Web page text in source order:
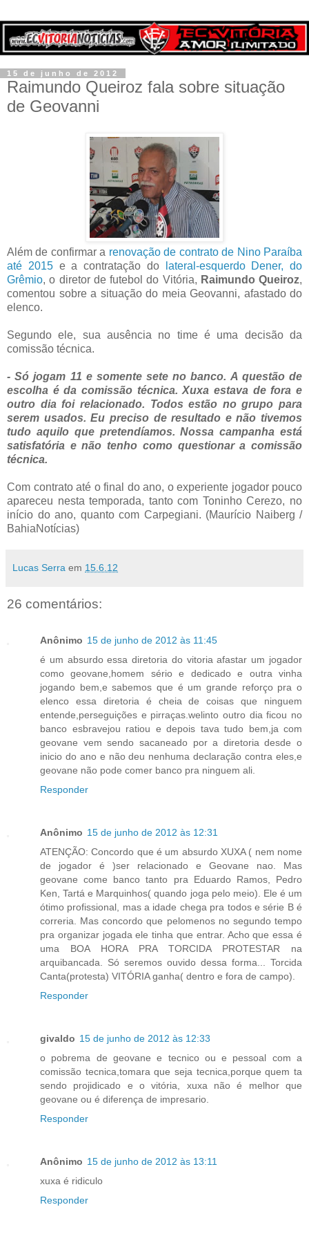
15 de junho de 2012
Raimundo Queiroz fala sobre situação
de Geovanni
Além de confirmar a renovação de contrato de Nino Paraíba
até 2015e a contratação do
lateral-esquerdo Dener, do
Grêmio, o diretor de futebol do Vitória, Raimundo Queiroz,
comentou sobre a situação do meia Geovanni, afastado do
elenco.
Segundo ele, sua ausência no time é uma decisão da
comissão técnica.
- Só jogam 11 e somente sete no banco. A questão de
escolha é da comissão técnica. Xuxa estava de fora e
outro dia foi relacionado. Todos estão no grupo para
serem usados. Eu preciso de resultado e não tivemos
tudo aquilo que pretendíamos. Nossa campanha está
satisfatória e não tenho como questionar a comissão
técnica.
Com contrato até o final do ano, o experiente jogador pouco
apareceu nesta temporada, tanto com Toninho Cerezo, no
início do ano, quanto com Carpegiani. (Maurício Naiberg /
BahiaNotícias)
Lucas Serra em 15.6.12
26 comentários:
Anônimo 15 de junho de 2012 às 11:45
é um absurdo essa diretoria do vitoria afastar um jogador
como geovane,homem sério e dedicado e outra vinha
jogando bem,e sabemos que é um grande reforço pra o
elenco essa diretoria é cheia de coisas que ninguem
entende,perseguições e pirraças.welinto outro dia ficou no
banco esbravejou ratiou e depois tava tudo bem,ja com
geovane vem sendo sacaneado por a diretoria desde o
inicio do ano e não deu nenhuma declaração contra eles,e
geovane não pode comer banco pra ninguem ali.
Responder
Anônimo 15 de junho de 2012 às 12:31
ATENÇÃO: Concordo que é um absurdo XUXA ( nem nome
de jogador é )ser relacionado e Geovane nao. Mas
geovane come banco tanto pra Eduardo Ramos, Pedro
Ken, Tartá e Marquinhos( quando joga pelo meio). Ele é um
ótimo profissional, mas a idade chega pra todos e série B é
correria. Mas concordo que pelomenos no segundo tempo
pra organizar jogada ele tinha que entrar. Acho que essa é
uma BOA HORA PRA TORCIDA PROTESTAR na
arquibancada. Só seremos ouvido dessa forma... Torcida
Canta(protesta) VITÓRIA ganha( dentro e fora de campo).
Responder
givaldo 15 de junho de 2012 às 12:33
o pobrema de geovane e tecnico ou e pessoal com a
comissão tecnica,tomara que seja tecnica,porque quem ta
sendo projidicado e o vitória, xuxa não é melhor que
geovane ou é diferença de impresario.
Responder
Anônimo 15 de junho de 2012 às 13:11
xuxa é ridiculo
Responder